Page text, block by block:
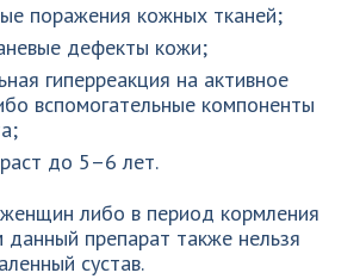
поражения кожных тканей;
дефекты кожи;
гиперреакция на активное
вспомогательные компоненты
до 5–6 лет.
либо в период кормления
препарат также нельзя
сустав.